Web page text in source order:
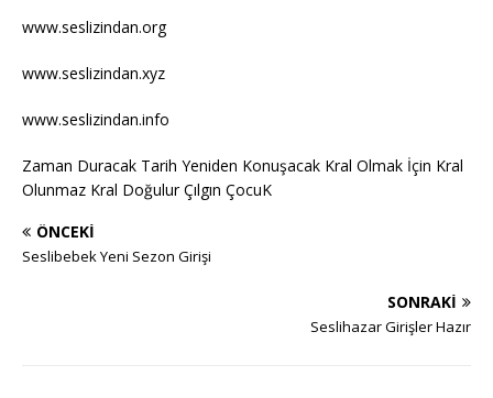
www.seslizindan.org
www.seslizindan.xyz
www.seslizindan.info
Zaman Duracak Tarih Yeniden Konuşacak Kral Olmak İçin Kral
Olunmaz Kral Doğulur Çılgın ÇocuK
ÖNCEKI
Seslibebek Yeni Sezon Girişi
SONRAKI
Seslihazar Girişler Hazır